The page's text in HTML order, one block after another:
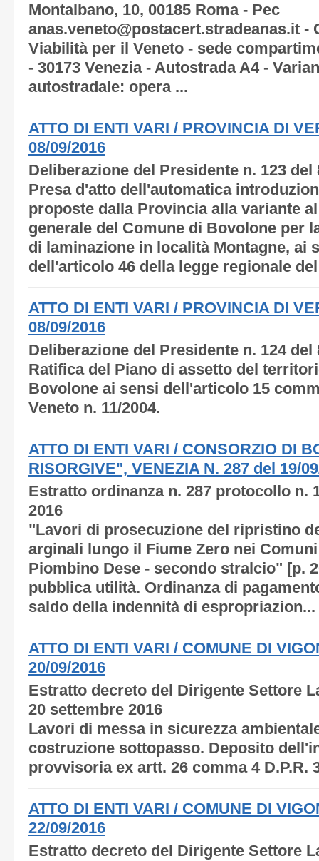
Montalbano, 10, 00185 Roma - Pec
anas.veneto@postacert.stradeanas.it -
Viabilità per il Veneto - sede
- 30173 Venezia - Autostrada A4 -
autostradale: opera ...
ATTO DI ENTI VARI / PROVINCIA DI
08/09/2016
Deliberazione del Presidente n. 123 del
Presa d'atto dell'automatica
proposte dalla Provincia alla variante
generale del Comune di Bovolone per
di laminazione in località Montagne, ai
dell'articolo 46 della legge regionale del
ATTO DI ENTI VARI / PROVINCIA DI
08/09/2016
Deliberazione del Presidente n. 124 del
Ratifica del Piano di assetto del
Bovolone ai sensi dell'articolo 15
Veneto n. 11/2004.
ATTO DI ENTI VARI / CONSORZIO DI
RISORGIVE", VENEZIA N. 287 del 19/
Estratto ordinanza n. 287 protocollo n.
2016
"Lavori di prosecuzione del ripristino
arginali lungo il Fiume Zero nei
Piombino Dese - secondo stralcio" [p.
pubblica utilità. Ordinanza di
saldo della indennità di espropriazion...
ATTO DI ENTI VARI / COMUNE DI
20/09/2016
Estratto decreto del Dirigente Settore
20 settembre 2016
Lavori di messa in sicurezza
costruzione sottopasso. Deposito
provvisoria ex artt. 26 comma 4 D.P.R.
ATTO DI ENTI VARI / COMUNE DI
22/09/2016
Estratto decreto del Dirigente Settore